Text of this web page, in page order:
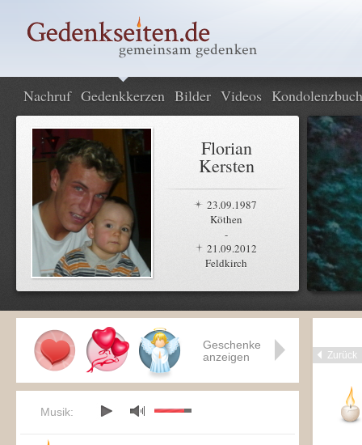
Nachruf Gedenkkerzen Bilder Videos Kondolenzbuch
Florian
Kersten
23.09.1987
Köthen
-
21.09.2012
Feldkirch
Zurück
Geschenke
anzeigen
Musik: